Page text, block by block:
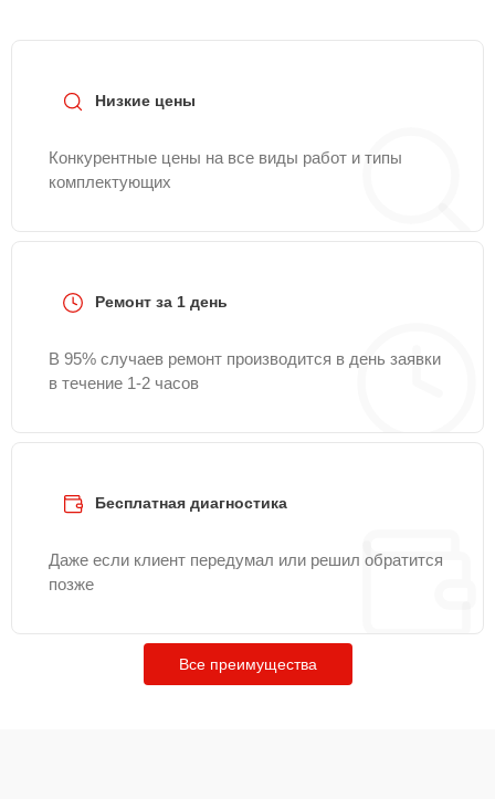
Низкие цены
Конкурентные цены на все виды работ и типы
комплектующих
Ремонт за 1 день
В 95% случаев ремонт производится в день заявки
в течение 1-2 часов
Бесплатная диагностика
Даже если клиент передумал или решил обратится
позже
Все преимущества